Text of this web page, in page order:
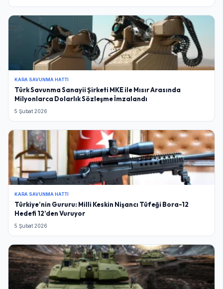
KARA SAVUNMA HATTI
Türk Savunma Sanayii Şirketi MKE ile Mısır Arasında
Milyonlarca Dolarlık Sözleşme İmzalandı
5 Şubat 2026
KARA SAVUNMA HATTI
Türkiye’nin Gururu: Milli Keskin Nişancı Tüfeği Bora-12
Hedefi 12’den Vuruyor
5 Şubat 2026